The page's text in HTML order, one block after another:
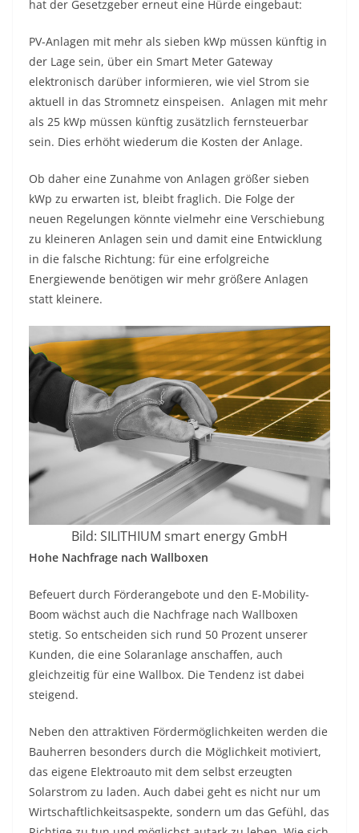
hat der Gesetzgeber erneut eine Hürde eingebaut:
PV-Anlagen mit mehr als sieben kWp müssen künftig in
der Lage sein, über ein Smart Meter Gateway
elektronisch darüber informieren, wie viel Strom sie
aktuell in das Stromnetz einspeisen. Anlagen mit mehr
als 25 kWp müssen künftig zusätzlich fernsteuerbar
sein. Dies erhöht wiederum die Kosten der Anlage.
Ob daher eine Zunahme von Anlagen größer sieben
kWp zu erwarten ist, bleibt fraglich. Die Folge der
neuen Regelungen könnte vielmehr eine Verschiebung
zu kleineren Anlagen sein und damit eine Entwicklung
in die falsche Richtung: für eine erfolgreiche
Energiewende benötigen wir mehr größere Anlagen
statt kleinere.
Bild: SILITHIUM smart energy GmbH
Hohe Nachfrage nach Wallboxen
Befeuert durch Förderangebote und den E-Mobility-
Boom wächst auch die Nachfrage nach Wallboxen
stetig. So entscheiden sich rund 50 Prozent unserer
Kunden, die eine Solaranlage anschaffen, auch
gleichzeitig für eine Wallbox. Die Tendenz ist dabei
steigend.
Neben den attraktiven Fördermöglichkeiten werden die
Bauherren besonders durch die Möglichkeit motiviert,
das eigene Elektroauto mit dem selbst erzeugten
Solarstrom zu laden. Auch dabei geht es nicht nur um
Wirtschaftlichkeitsaspekte, sondern um das Gefühl, das